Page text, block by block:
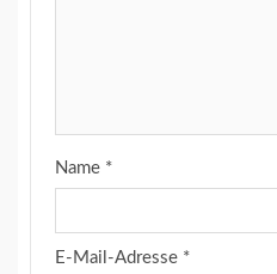
Name *
E-Mail-Adresse *